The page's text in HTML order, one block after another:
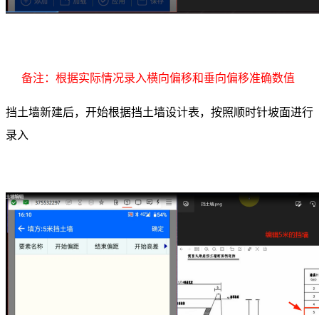
备注：根据实际情况录入横向偏移和垂向偏移准确数值
挡土墙新建后，开始根据挡土墙设计表，按照顺时针坡面进行
录入